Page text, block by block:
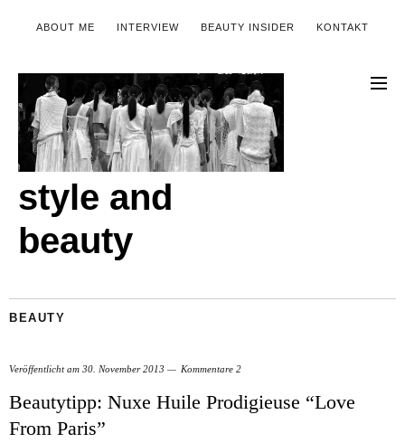
ABOUT ME INTERVIEW BEAUTY INSIDER KONTAKT
style and
beauty
BEAUTY
Veröffentlicht am 30. November 2013 Kommentare 2
Beautytipp: Nuxe Huile Prodigieuse “Love
From Paris”